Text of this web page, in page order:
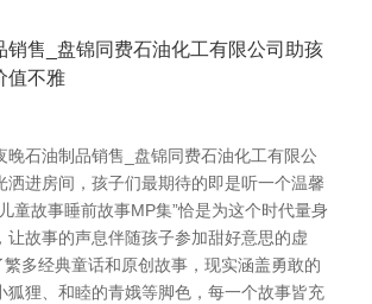
销售_盘锦同费石油化工有限公司助孩
值不雅
晚石油制品销售_盘锦同费石油化工有限公
洒进房间，孩子们最期待的即是听一个温馨
童故事睡前故事MP集”恰是为这个时代量身
让故事的声息伴随孩子参加甜好意思的虚
多经典童话和原创故事，现实涵盖勇敢的
狐狸、和睦的青娥等脚色，每一个故事皆充